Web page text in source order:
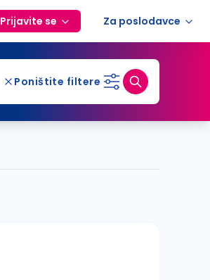
Prijavite se Za poslodavce
Poništite filtere